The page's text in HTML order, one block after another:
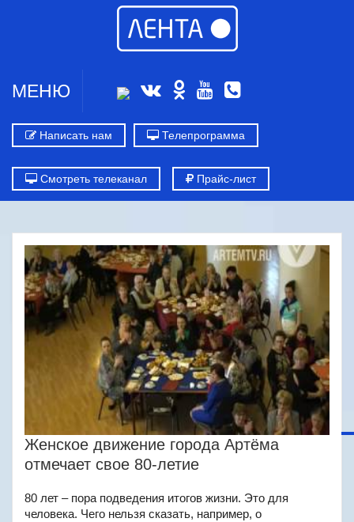
МЕНЮ
Написать нам Телепрограмма
Смотреть телеканал Прайс-лист
Женское движение города Артёма
отмечает свое 80-летие
80 лет – пора подведения итогов жизни. Это для
человека. Чего нельзя сказать, например, о